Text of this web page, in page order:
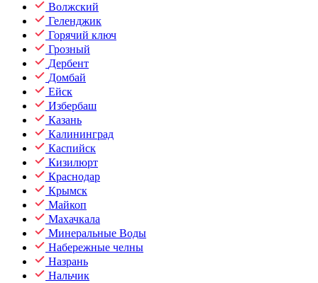
Волжский
Геленджик
Горячий ключ
Грозный
Дербент
Домбай
Ейск
Избербаш
Казань
Калининград
Каспийск
Кизилюрт
Краснодар
Крымск
Майкоп
Махачкала
Минеральные Воды
Набережные челны
Назрань
Нальчик